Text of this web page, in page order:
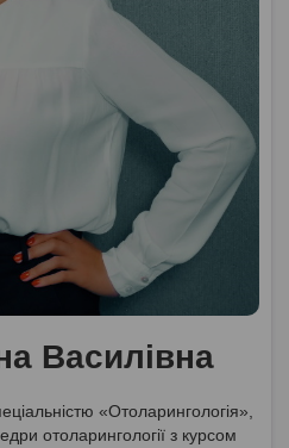
Василівна
«Отоларингологія»,
отоларингології з курсом